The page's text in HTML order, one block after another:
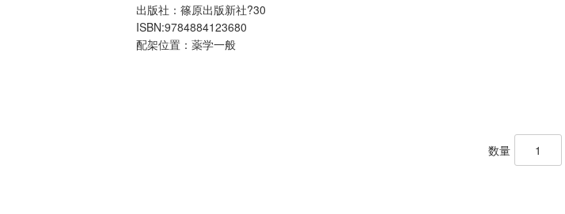
出版社：篠原出版新社?30
ISBN:9784884123680
配架位置：薬学一般
数量